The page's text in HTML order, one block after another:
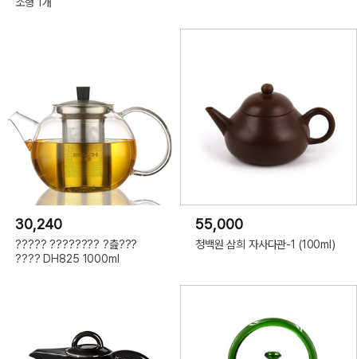
30,240
????? ???????? ?츮???
???? DH825 1000ml
55,000
청백원 삼희 자사다관-1 (100ml)